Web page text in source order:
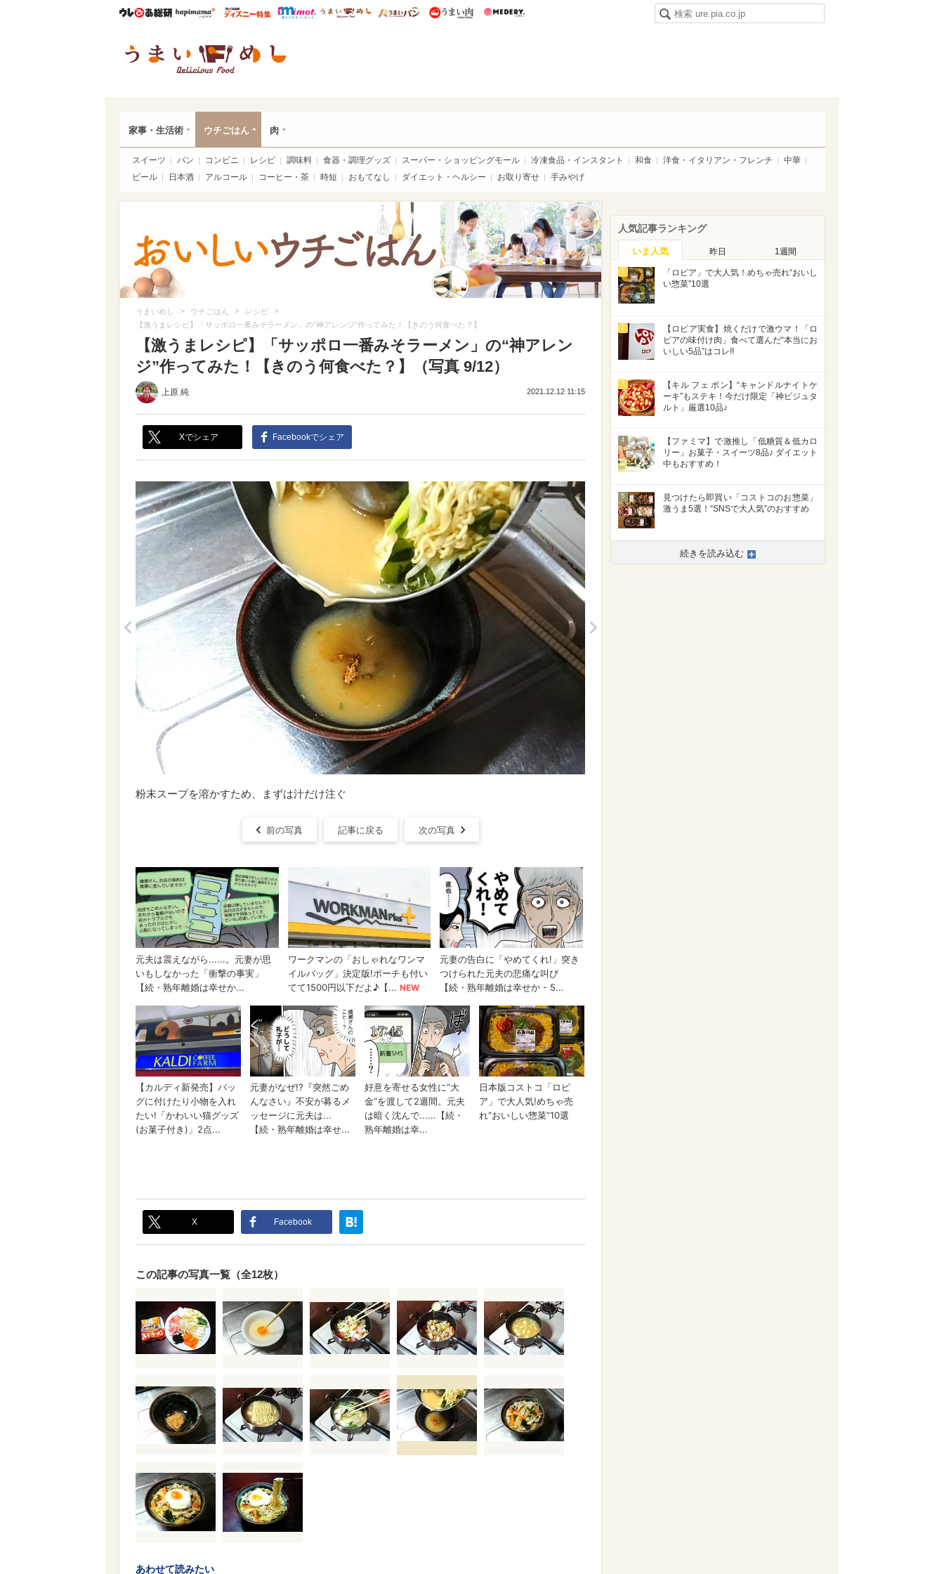
ウレぴあ総研ハピママ* ウレぴあ総研 ディズニー特集
mimot. うまいめし うまいパン うまい肉
家事・生活術 ウチごはん 肉
スイーツ パン コンビニ レシピ 調味料 食器・調理グッズ スーパー・ショッピングモール 冷凍食品・インスタント 和食 洋食・イタリアン・フレンチ
中華
ビール
日本酒 アルコール コーヒー・茶 時短 おもてなし ダイエット・ヘルシー お取り寄せ 手みやげ
うまいめし > ウチごはん > レシピ >
【激うまレシピ】「サッポロ一番みそラーメン」の“神アレンジ”作ってみた！【きのう何食べた？】
【激うまレシピ】「サッポロ一番みそラーメン」の“神アレン
ジ”作ってみた！【きのう何食べた？】（写真 9/12）
上原 純 2021.12.12 11:15
Xでシェア Facebookでシェア
粉末スープを溶かすため、まずは汁だけ注ぐ
前の写真 記事に戻る 次の写真
X Facebook
この記事の写真一覧（全12枚）
あわせて読みたい
人気記事ランキング
いま人気 昨日 1週間
1
「ロピア」で大人気！めちゃ売れ“おいし
い惣菜”10選
2
【ロピア実食】焼くだけで激ウマ！「ロ
ピアの味付け肉」食べて選んだ“本当にお
いしい5品”はコレ!!
3
【キル フェ ボン】“キャンドルナイトケ
ーキ”もステキ！今だけ限定「神ビジュタ
ルト」厳選10品♪
4
【ファミマ】で激推し「低糖質＆低カロ
リー」お菓子・スイーツ8品♪ ダイエット
中もおすすめ！
5
見つけたら即買い「コストコのお惣菜」
激うま5選！“SNSで大人気”のおすすめ
続きを読み込む